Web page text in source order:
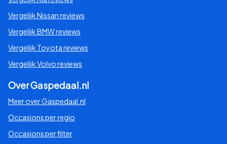
Vergelijk Nissan reviews
Vergelijk BMW reviews
Vergelijk Toyota reviews
Vergelijk Volvo reviews
Over Gaspedaal.nl
Meer over Gaspedaal.nl
Occasions per regio
Occasions per filter